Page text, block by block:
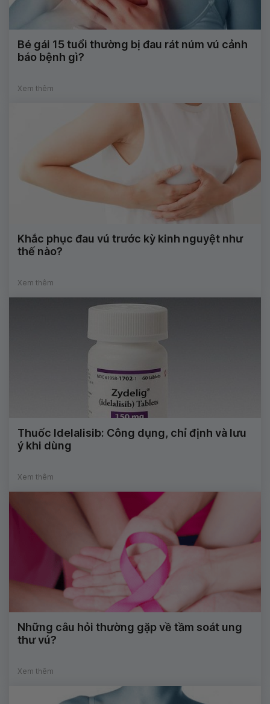
Bé gái 15 tuổi thường bị đau rát núm vú cảnh
báo bệnh gì?
Xem thêm
Khắc phục đau vú trước kỳ kinh nguyệt như
thế nào?
Xem thêm
Thuốc Idelalisib: Công dụng, chỉ định và lưu
ý khi dùng
Xem thêm
Những câu hỏi thường gặp về tầm soát ung
thư vú?
Xem thêm